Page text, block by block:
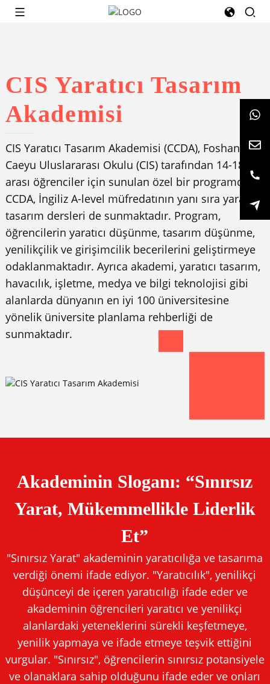
CIS Yaratıcı Tasarım
Akademisi
CIS Yaratıcı Tasarım Akademisi (CCDA), Foshan
Caeyu Uluslararası Okulu (CIS) tarafından 14-18 yaş
arası öğrenciler için sunulan özel bir programdır.
CCDA, İngiliz A-level müfredatının yanı sıra yaratıcı
tasarım dersleri de sunmaktadır. Program,
öğrencilerin yaratıcı düşünme, tasarım düşünme,
yenilikçilik ve girişimcilik becerilerini geliştirmeye
odaklanmaktadır. Ayrıca akademi, yaratıcı tasarım,
havacılık, işletme, medya ve bilgi teknolojisi gibi
alanlarda dünyanın en iyi 100 üniversitesine
yönelik üniversite planlama rehberliği de
sunmaktadır.
Akademinin Sloganı: “Sınırsız
Yarat, Mükemmellikle Liderlik
Et”
"Sınırsız Yarat" akademinin yaratıcılığa ve tasarıma
verdiği önemi ifade ediyor. "Yaratıcılık", yenilikçi
düşünceyi de içeren yaratıcılığı ifade eder ve
akademinin öğrencileri yaratıcı ve yenilikçi
alanlardaki yeteneklerini sürekli keşfetmeye,
yenilik yapmaya ve ifade etmeye teşvik ettiğini
vurgular. "Sınırsız", öğrencilerin sınırsız potansiyele
ve olanaklara sahip olduğunu ifade eder ve onları